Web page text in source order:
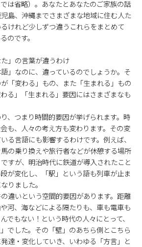
は省略）。あなたとあなたのご家族の話
島、沖縄までさまざまな地域に住む人た
けれど少しずつ違うこれらをまとめて
のです。
」の言葉が違うわけ
」なのに、違っているのでしょうか。そ
「変わる」もの、また「生まれる」もの
る」「生まれる」要因にはさまざまなも
、つまり時間的要因が挙げられます。時
も、人々の考え方も変わります。その変
る言語にも影響するわけです。例えば、
馬の乗り換えや旅行者などが休憩する場所
すが、明治時代に鉄道が導入されたこと
が変化し、「駅」という語も列車が止ま
りました。
違いという空間的要因があります。距離
河、海などによる隔たりも、車も電車も
でもない！という時代の人々にとって、
でした。その「壁」のあちら側とこちら
達・変化していき、いわゆる「方言」と